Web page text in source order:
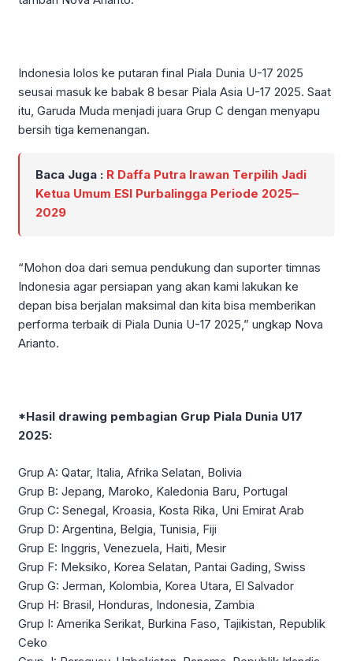
Indonesia lolos ke putaran final Piala Dunia U-17 2025
seusai masuk ke babak 8 besar Piala Asia U-17 2025. Saat
itu, Garuda Muda menjadi juara Grup C dengan menyapu
bersih tiga kemenangan.
Baca Juga : R Daffa Putra Irawan Terpilih Jadi
Ketua Umum ESI Purbalingga Periode 2025–
2029
“Mohon doa dari semua pendukung dan suporter timnas
Indonesia agar persiapan yang akan kami lakukan ke
depan bisa berjalan maksimal dan kita bisa memberikan
performa terbaik di Piala Dunia U-17 2025,” ungkap Nova
Arianto.
*Hasil drawing pembagian Grup Piala Dunia U17
2025:
Grup A: Qatar, Italia, Afrika Selatan, Bolivia
Grup B: Jepang, Maroko, Kaledonia Baru, Portugal
Grup C: Senegal, Kroasia, Kosta Rika, Uni Emirat Arab
Grup D: Argentina, Belgia, Tunisia, Fiji
Grup E: Inggris, Venezuela, Haiti, Mesir
Grup F: Meksiko, Korea Selatan, Pantai Gading, Swiss
Grup G: Jerman, Kolombia, Korea Utara, El Salvador
Grup H: Brasil, Honduras, Indonesia, Zambia
Grup I: Amerika Serikat, Burkina Faso, Tajikistan, Republik
Ceko